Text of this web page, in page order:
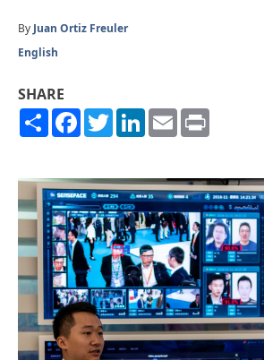
By Juan Ortiz Freuler
English
SHARE
ShareFacebook
TwitterLinkedIn
Email